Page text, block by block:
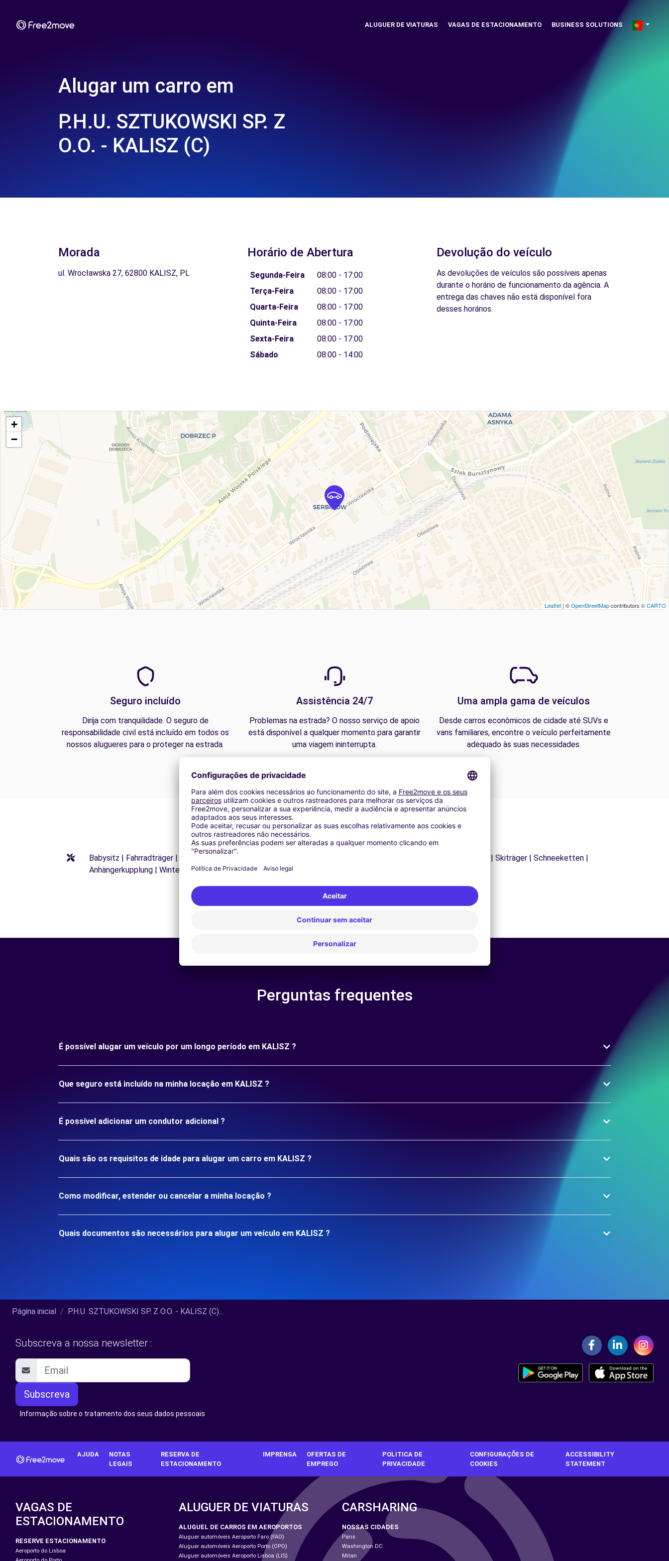
ALUGUER DE VIATURAS VAGAS DE ESTACIONAMENTO BUSINESS SOLUTIONS
Alugar um carro em
P.H.U. SZTUKOWSKI SP. Z
O.O. - KALISZ (C)
Morada
ul. Wrocławska 27, 62800 KALISZ, PL
Horário de Abertura
Segunda-Feira
08:00 - 17:00
Terça-Feira
08:00 - 17:00
Quarta-Feira
08:00 - 17:00
Quinta-Feira
08:00 - 17:00
Sexta-Feira
08:00 - 17:00
Sábado
08:00 - 14:00
Devolução do veículo
As devoluções de veículos são possíveis apenas
durante o horário de funcionamento da agência. A
entrega das chaves não está disponível fora
desses horários.
+
−
Leaflet | ©OpenStreetMapcontributors ©CARTO
Seguro incluído
Dirija com tranquilidade. O seguro de
responsabilidade civil está incluído em todos os
nossos alugueres para o proteger na estrada.
Assistência 24/7
Problemas na estrada? O nosso serviço de apoio
está disponível a qualquer momento para garantir
uma viagem ininterrupta.
Uma ampla gama de veículos
Desde carros econômicos de cidade até SUVs e
vans familiares, encontre o veículo perfeitamente
adequado às suas necessidades.
Babysitz | Fahrradträger | Kindersitzerhöhung | Navigationsgerät garantiert | Umzugs-Kit | Dachkoffer | Dachträger | Skiträger | Schneeketten |
Anhängerkupplung | Winterreifen
Perguntas frequentes
É possível alugar um veículo por um longo período em KALISZ ?
Que seguro está incluído na minha locação em KALISZ ?
É possível adicionar um condutor adicional ?
Quais são os requisitos de idade para alugar um carro em KALISZ ?
Como modificar, estender ou cancelar a minha locação ?
Quais documentos são necessários para alugar um veículo em KALISZ ?
Página inicial P.H.U. SZTUKOWSKI SP. Z O.O. - KALISZ (C)...
Subscreva a nossa newsletter :
Subscreva
Informação sobre o tratamento dos seus dados pessoais
AJUDA
NOTAS
LEGAIS
RESERVA DE
ESTACIONAMENTO
IMPRENSA
OFERTAS DE
EMPREGO
POLITICA DE
PRIVACIDADE
CONFIGURAÇÕES DE
COOKIES
ACCESSIBILITY
STATEMENT
VAGAS DE
ESTACIONAMENTO
RESERVE ESTACIONAMENTO
Aeroporto do Lisboa
ALUGUER DE VIATURAS
ALUGUEL DE CARROS EM AEROPORTOS
Aluguer automóveis Aeroporto Faro (FAO)
Aluguer automóveis Aeroporto Porto (OPO)
Aluguer automóveis Aeroporto Lisboa (LIS)
CARSHARING
NOSSAS CIDADES
Paris
Washington DC
Milan